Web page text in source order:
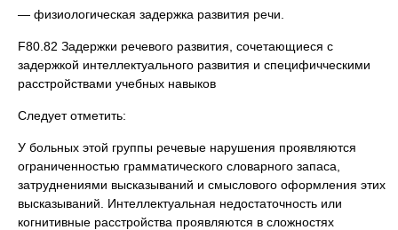
— физиологическая задержка развития речи.
F80.82 Задержки речевого развития, сочетающиеся с
задержкой интеллектуального развития и специфичческими
расстройствами учебных навыков
Следует отметить:
У больных этой группы речевые нарушения проявляются
ограниченностью грамматического словарного запаса,
затруднениями высказываний и смыслового оформления этих
высказываний. Интеллектуальная недостаточность или
когнитивные расстройства проявляются в сложностях